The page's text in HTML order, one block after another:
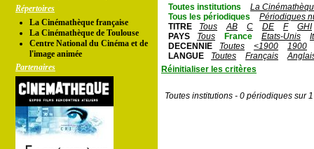
Répertoires
La Cinémathèque française
La Cinémathèque de Toulouse
Centre National du Cinéma et de
l'image animée
Partenaires
Toutes institutions
La
Tous les périodiques
Périodiques
TITRE
Tous AB C DE F
GHI
PAYS
Tous France Etats-Unis
DECENNIE
Toutes <1900
1900
LANGUE
Toutes Français
Réinitialiser les critères
Toutes institutions - 0 périodiques sur